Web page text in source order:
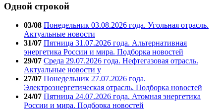
Одной строкой
03/08 Понедельник 03.08.2026 года. Угольная отрасль.
Актуальные новости
31/07 Пятница 31.07.2026 года. Альтернативная
энергетика России и мира. Подборка новостей
29/07 Среда 29.07.2026 года. Нефтегазовая отрасль.
Актуальные новости у
27/07 Понедельник 27.07.2026 года.
Электроэнергетическая отрасль. Подборка новостей
24/07 Пятница 24.07.2026 года. Атомная энергетика
России и мира. Подборка новостей